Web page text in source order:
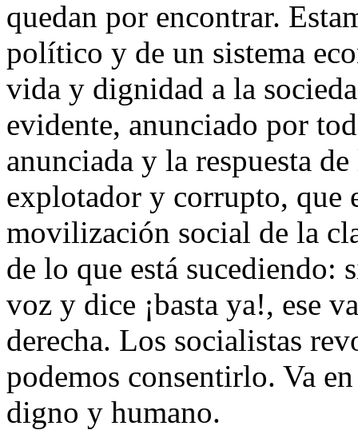
quedan por encontrar.
político y de un sistema
vida y dignidad a la
evidente, anunciado por
anunciada y la respuesta
explotador y corrupto, que
movilización social de la
de lo que está sucediendo:
voz y dice ¡basta ya!, ese
derecha. Los socialistas
podemos consentirlo. Va
digno y humano.